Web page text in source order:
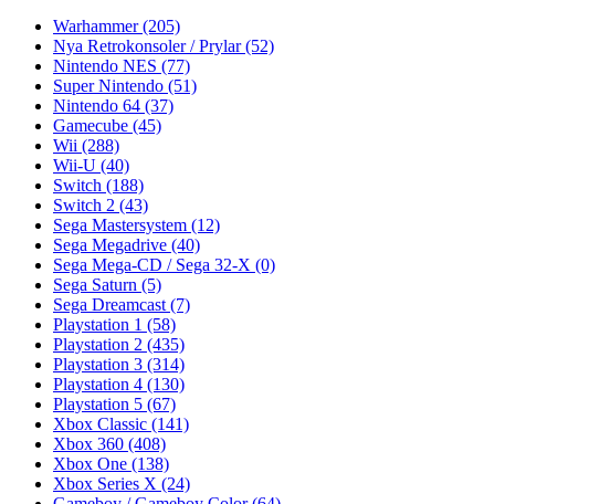
Warhammer(205)
Nya Retrokonsoler / Prylar(52)
Nintendo NES (77)
Super Nintendo (51)
Nintendo 64 (37)
Gamecube (45)
Wii (288)
Wii-U (40)
Switch (188)
Switch 2 (43)
Sega Mastersystem (12)
Sega Megadrive (40)
Sega Mega-CD / Sega 32-X (0)
Sega Saturn (5)
Sega Dreamcast (7)
Playstation 1 (58)
Playstation 2 (435)
Playstation 3 (314)
Playstation 4 (130)
Playstation 5 (67)
Xbox Classic (141)
Xbox 360 (408)
Xbox One (138)
Xbox Series X (24)